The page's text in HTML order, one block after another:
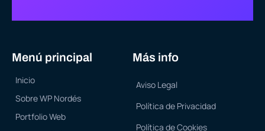
Menú principal
Inicio
Sobre WP Nordés
Portfolio Web
Más info
Aviso Legal
Política de Privacidad
Política de Cookies